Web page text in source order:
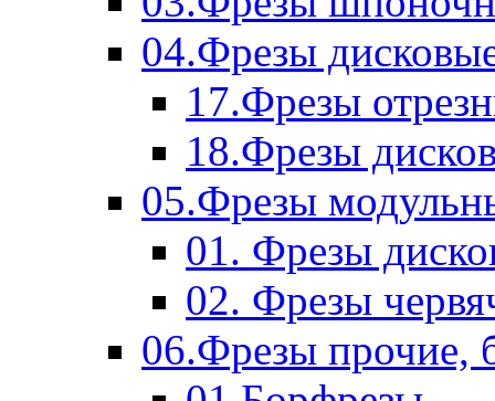
04.Фрезы
17.Фрезы
18.Фрезы
05.Фрезы
01. Фрезы
02. Фрезы
06.Фрезы прочие,